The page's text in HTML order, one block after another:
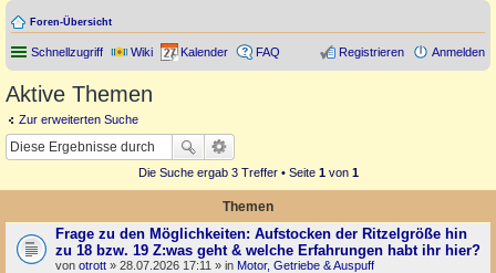
Foren-Übersicht
Schnellzugriff Wiki Kalender FAQ Anmelden
Registrieren
Aktive Themen
Zur erweiterten Suche
Die Suche ergab 3 Treffer • Seite 1von 1
Themen
Frage zu den Möglichkeiten: Aufstocken der Ritzelgröße hin
zu 18 bzw. 19 Z:was geht & welche Erfahrungen habt ihr hier?
von otrott » 28.07.2026 17:11 » in Motor, Getriebe & Auspuff